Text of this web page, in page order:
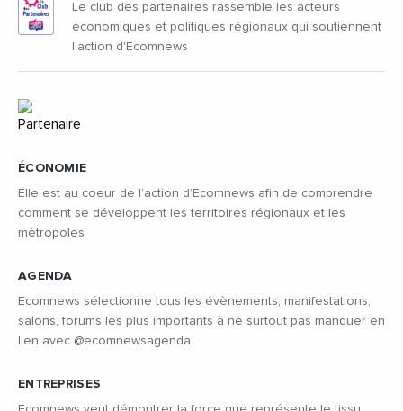
ÉCONOMIE
Elle est au coeur de l’action d’Ecomnews afin de comprendre
comment se développent les territoires régionaux et les
métropoles
AGENDA
Ecomnews sélectionne tous les évènements, manifestations,
salons, forums les plus importants à ne surtout pas manquer en
lien avec @ecomnewsagenda
ENTREPRISES
Le club des partenaires rassemble les acteurs
économiques et politiques régionaux qui soutiennent
l'action d'Ecomnews